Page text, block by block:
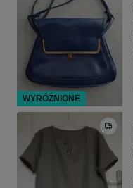
WYRÓŻNIONE